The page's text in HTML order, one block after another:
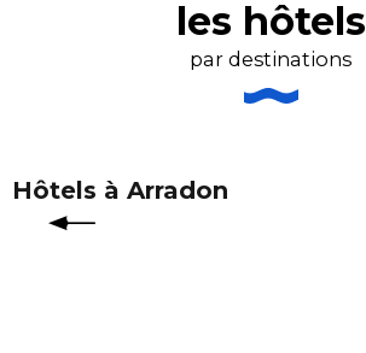
les hôtels
par destinations
Hôtels à Arradon